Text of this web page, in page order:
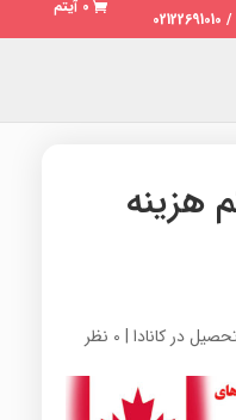
0 آیتم
هزینه
در کانادا| 0 نظر